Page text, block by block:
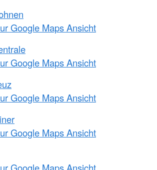
Google Maps Ansicht
Google Maps Ansicht
Google Maps Ansicht
Google Maps Ansicht